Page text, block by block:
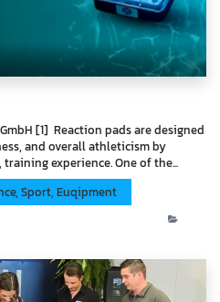
[1] Reaction pads are designed
and overall athleticism by
experience. One of the...
Sport, Euqipment